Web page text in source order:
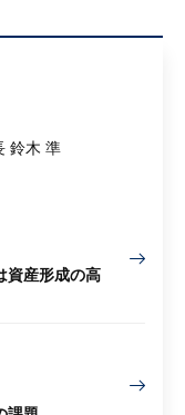
鈴木 準
資産形成の高